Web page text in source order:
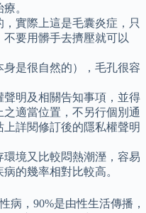
。
實際上這是毛囊炎症，只
要用髒手去擠壓就可以
是很自然的），毛孔很容
明及相關告知事項，並得
適當位置，不另行個別通
詳閱修訂後的隱私權聲明
境又比較悶熱潮溼，容易
的幾率相對比較高。
病，90%是由性生活傳播，